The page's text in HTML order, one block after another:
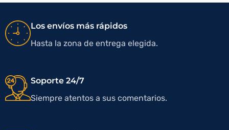
Los envíos más rápidos
Hasta la zona de entrega elegida.
Soporte 24/7
Siempre atentos a sus comentarios.